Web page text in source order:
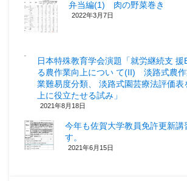
弁当編(1) 肉の野菜巻き
2022年3月7日
日本特殊教育学会演題「就労継続支 援
る農作業向上につい て(II) 淡路式農
業難易度分類、 淡路式園芸療法評価表
上に役立たせる試み」
2021年8月18日
今年も佐賀大学教員免許更新講
す。
2021年6月15日